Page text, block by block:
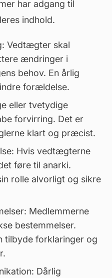
har adgang til
indhold.
Vedtægter skal
ændringer i
behov. En årlig
forældelse.
eller tvetydige
forvirring. Det er
klart og præcist.
Hvis vedtægterne
føre til anarki.
rolle alvorligt og sikre
Medlemmerne
bestemmelser.
tilbyde forklaringer og
Dårlig